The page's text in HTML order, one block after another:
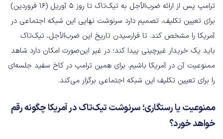
ترامپ پس از ارائه ضرب‌الأجل به تیک‌تاک تا روز ۵ آوریل (۱۶ فروردین)
برای تعیین تکلیف، تصمیم دارد سرنوشت نهایی این شبکه اجتماعی در
آمریکا را مشخص کند. تا فرارسیدن تاریخ این ضرب‌الأجل، تیک‌تاک
باید یک خریدار غیرچینی پیدا کند؛ در غیر این‌صورت امکان دارد شاهد
ممنوعیت آن در آمریکا باشیم. برای همین ترامپ در کاخ سفید جلسه‌ای
را برای تعیین تکلیف این شبکه اجتماعی برگزار می‌کند.
ممنوعیت یا رستگاری؛ سرنوشت تیک‌تاک در آمریکا چگونه رقم
خواهد خورد؟